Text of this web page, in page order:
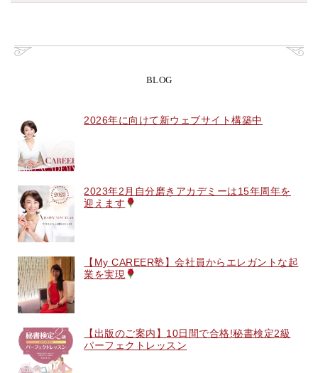
BLOG
2026年に向けて新ウェブサイト構築中
2023年2月自分磨きアカデミーは15年周年を
迎えます
【My CAREER塾】会社員からエレガントな起
業を実現
【出版のご案内】10日間で合格!秘書検定2級
パーフェクトレッスン